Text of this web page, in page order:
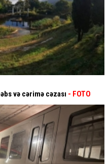
və cərimə cəzası - FOTO